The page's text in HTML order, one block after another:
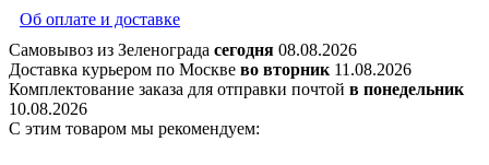
Об оплате и доставке
Самовывоз из Зеленограда сегодня 08.08.2026
Доставка курьером по Москве во вторник 11.08.2026
Комплектование заказа для отправки почтой в понедельник
10.08.2026
С этим товаром мы рекомендуем: